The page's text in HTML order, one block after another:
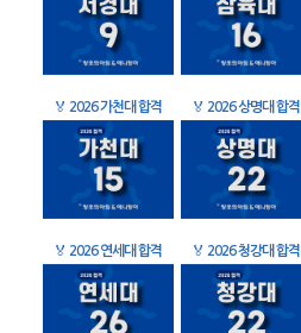
🏅 2026 가천대 합격 🏅 2026 상명대 합격
🏅 2026 연세대 합격 🏅 2026 청강대 합격